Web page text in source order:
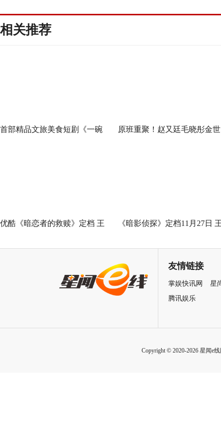
相关推荐
首部精品文旅美食短剧《一碗 原班重聚！赵又廷毛晓彤金世
优酷《暗恋者的救赎》定档 王 《暗影侦探》定档11月27日
友情链接
掌娱快讯网
星
腾讯娱乐
Copyright © 2020-2026 星闻e